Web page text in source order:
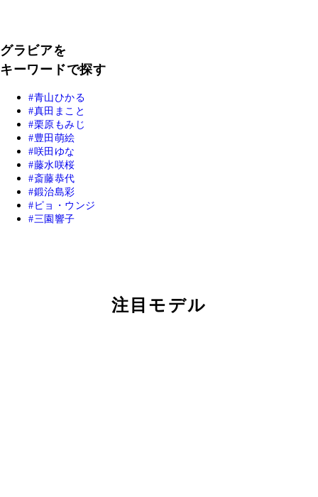
グラビアを
キーワードで探す
青山ひかる
真田まこと
栗原もみじ
豊田萌絵
咲田ゆな
藤水咲桜
斎藤恭代
鍛治島彩
ピョ・ウンジ
三園響子
注目モデル